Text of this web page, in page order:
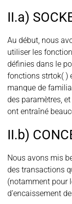
II.a)
Au début, nous
utiliser les
définies dans le
fonctions strtok( )
manque de
des paramètres,
ont entraîné
II.b)
Nous avons mis
des transactions
(notamment pour
d’encaissement